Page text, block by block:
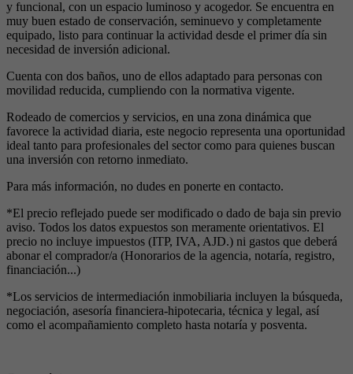
y funcional, con un espacio luminoso y acogedor. Se encuentra en
muy buen estado de conservación, seminuevo y completamente
equipado, listo para continuar la actividad desde el primer día sin
necesidad de inversión adicional.
Cuenta con dos baños, uno de ellos adaptado para personas con
movilidad reducida, cumpliendo con la normativa vigente.
Rodeado de comercios y servicios, en una zona dinámica que
favorece la actividad diaria, este negocio representa una oportunidad
ideal tanto para profesionales del sector como para quienes buscan
una inversión con retorno inmediato.
Para más información, no dudes en ponerte en contacto.
*El precio reflejado puede ser modificado o dado de baja sin previo
aviso. Todos los datos expuestos son meramente orientativos. El
precio no incluye impuestos (ITP, IVA, AJD.) ni gastos que deberá
abonar el comprador/a (Honorarios de la agencia, notaría, registro,
financiación...)
*Los servicios de intermediación inmobiliaria incluyen la búsqueda,
negociación, asesoría financiera-hipotecaria, técnica y legal, así
como el acompañamiento completo hasta notaría y posventa.